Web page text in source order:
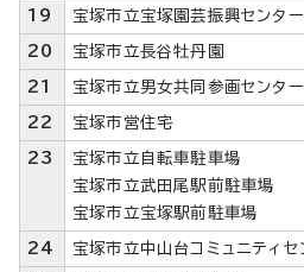
19 宝塚市立宝塚園芸振興センター
20 宝塚市立長谷牡丹園
21 宝塚市立男女共同参画センター
22 宝塚市営住宅
23
宝塚市立自転車駐車場
宝塚市立武田尾駅前駐車場
宝塚市立宝塚駅前駐車場
24 宝塚市立中山台コミュニティセ